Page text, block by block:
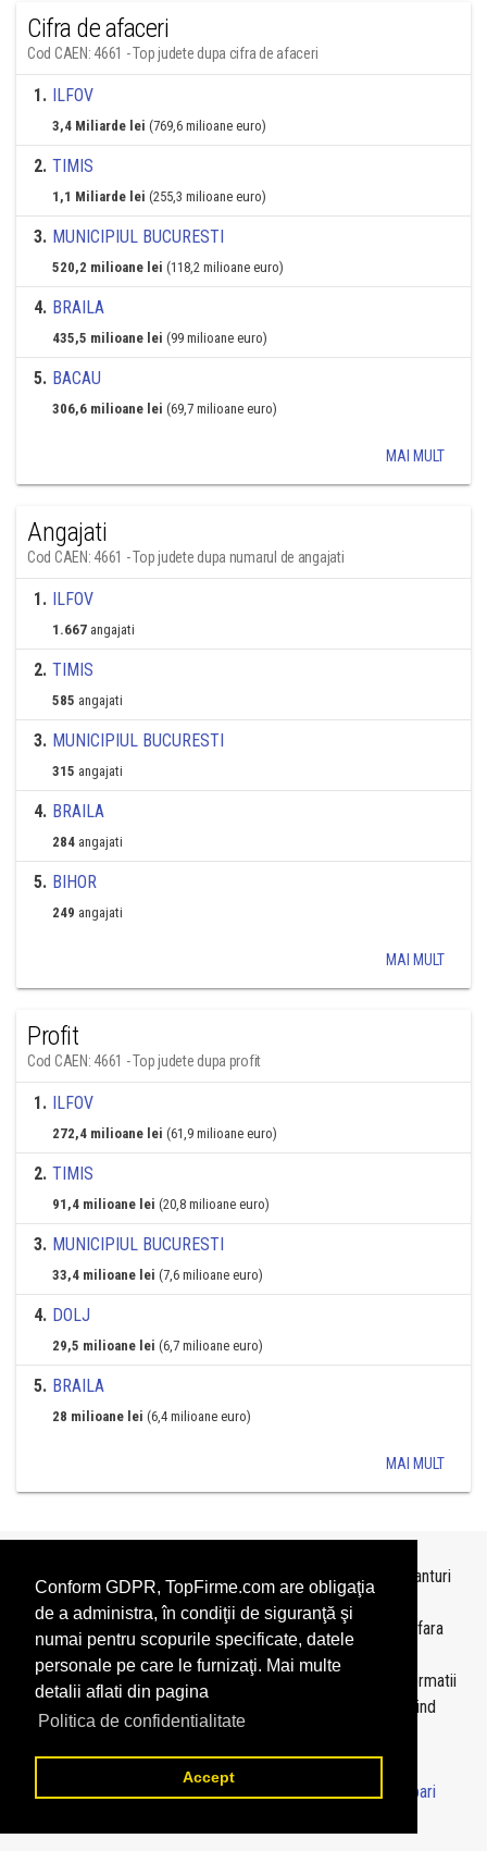
Conform GDPR, TopFirme.com are obligaţia
de a administra, în condiţii de siguranţă şi
numai pentru scopurile specificate, datele
personale pe care le furnizaţi. Mai multe
detalii aflati din pagina
Politica de confidentialitate
Accept
Cifra de afaceri
Cod CAEN: 4661 - Top judete dupa cifra de afaceri
1. ILFOV
3,4 Miliarde lei (769,6 milioane euro)
2. TIMIS
1,1 Miliarde lei (255,3 milioane euro)
3. MUNICIPIUL BUCURESTI
520,2 milioane lei (118,2 milioane euro)
4. BRAILA
435,5 milioane lei (99 milioane euro)
5. BACAU
306,6 milioane lei (69,7 milioane euro)
MAI MULT
Angajati
Cod CAEN: 4661 - Top judete dupa numarul de angajati
1. ILFOV
1.667 angajati
2. TIMIS
585 angajati
3. MUNICIPIUL BUCURESTI
315 angajati
4. BRAILA
284 angajati
5. BIHOR
249 angajati
MAI MULT
Profit
Cod CAEN: 4661 - Top judete dupa profit
1. ILFOV
272,4 milioane lei (61,9 milioane euro)
2. TIMIS
91,4 milioane lei (20,8 milioane euro)
3. MUNICIPIUL BUCURESTI
33,4 milioane lei (7,6 milioane euro)
4. DOLJ
29,5 milioane lei (6,7 milioane euro)
5. BRAILA
28 milioane lei (6,4 milioane euro)
MAI MULT
Topurile sunt realizate deTopFirme
pe baza ultimelor bilanturi
depuse si au scop informativ.
Este interzisa folosirea topurilor fara acordul TopFirme si fara
precizarea sursei.
Daca doriti sa achizitionati
topuri personalizate
sau informatii
despre agentii economici va rugam sa ne contactati folosind
sectiunea Contact
© 2026 - TopFirme -Termeni si conditii-Contact-Intrebari